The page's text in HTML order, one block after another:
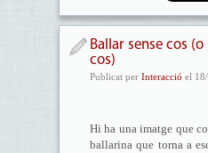
Ballar sense cos
cos)
Publicat per Interacció el
Hi ha una imatge que
ballarina que torna a